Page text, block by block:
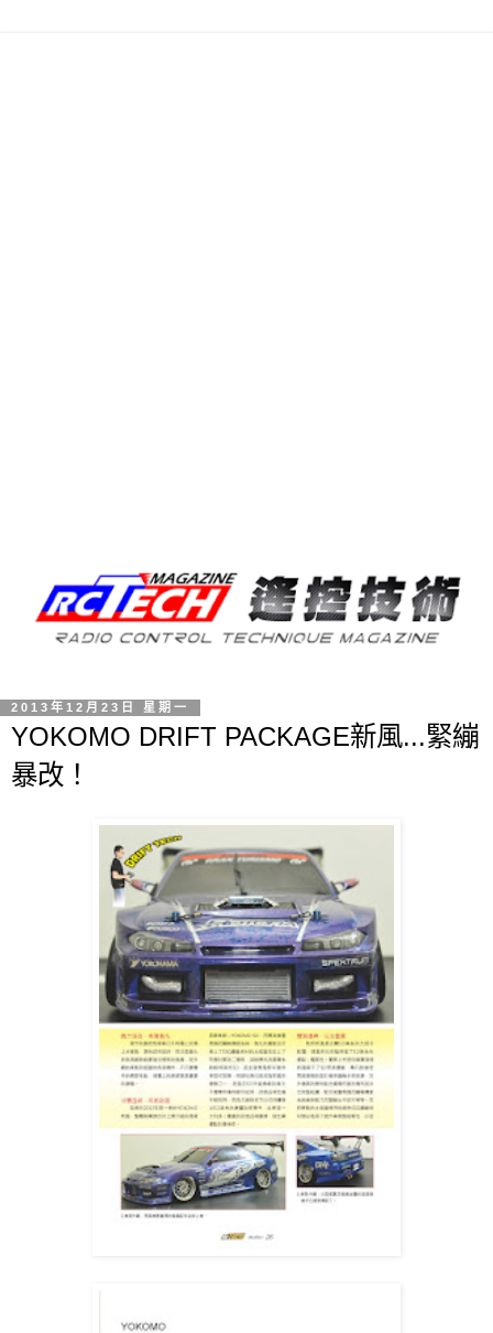
2013年12月23日 星期一
YOKOMO DRIFT PACKAGE新風...緊繃
暴改！